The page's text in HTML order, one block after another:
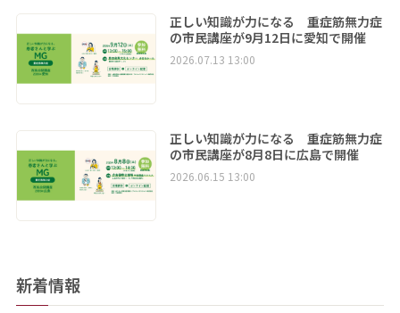
正しい知識が力になる 重症筋無力症
の市民講座が9月12日に愛知で開催
2026.07.13 13:00
正しい知識が力になる 重症筋無力症
の市民講座が8月8日に広島で開催
2026.06.15 13:00
新着情報